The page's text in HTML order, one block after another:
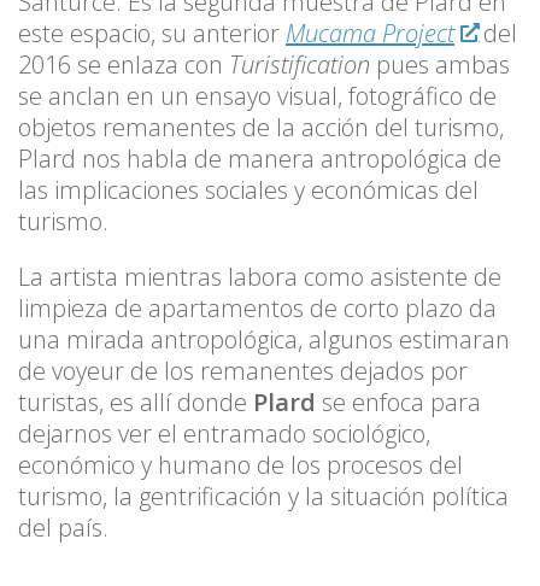
este espacio, su anterior Mucama Project
del
2016 se enlaza con Turistification pues ambas
se anclan en un ensayo visual, fotográfico de
objetos remanentes de la acción del turismo,
Plard nos habla de manera antropológica de
las implicaciones sociales y económicas del
turismo.
La artista mientras labora como asistente de
limpieza de apartamentos de corto plazo da
una mirada antropológica, algunos estimaran
de voyeur de los remanentes dejados por
turistas, es allí donde Plard se enfoca para
dejarnos ver el entramado sociológico,
económico y humano de los procesos del
turismo, la gentrificación y la situación política
del país.